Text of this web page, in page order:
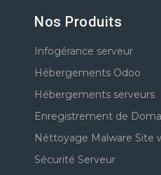
Nos Produits
Infogérance serveur
Hébergements Odoo
Hébergements serveurs
Enregistrement de
Néttoyage Malware Site
Sécurité Serveur